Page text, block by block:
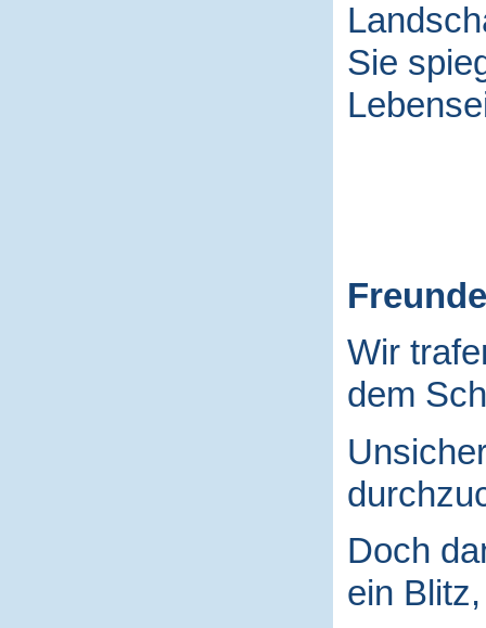
Sie
Freunde
Wir
dem
Doch
ein Blitz,